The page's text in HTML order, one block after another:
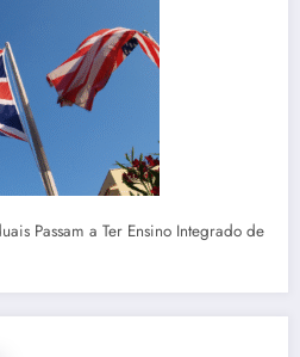
Passam a Ter Ensino Integrado de